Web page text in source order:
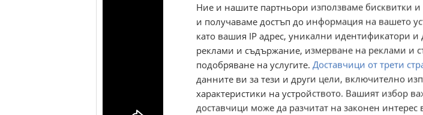
Ние и нашите партньори използваме бисквитки
и получаваме достъп до информация на вашето
като вашия IP адрес, уникални идентификатори
реклами и съдържание, измерване на реклами и
подобряване на услугите. Доставчици от трети
данните ви за тези и други цели, включително
характеристики на устройството. Вашият избор
доставчици може да разчитат на законен интерес